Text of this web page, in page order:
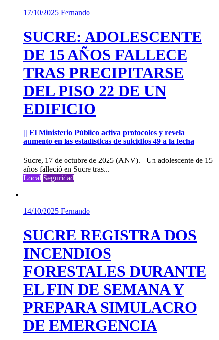
17/10/2025 Fernando
SUCRE: ADOLESCENTE
DE 15 AÑOS FALLECE
TRAS PRECIPITARSE
DEL PISO 22 DE UN
EDIFICIO
|| El Ministerio Público activa protocolos y revela
aumento en las estadísticas de suicidios 49 a la fecha
Sucre, 17 de octubre de 2025 (ANV).– Un adolescente de 15
años falleció en Sucre tras...
Local Seguridad
14/10/2025 Fernando
SUCRE REGISTRA DOS
INCENDIOS
FORESTALES DURANTE
EL FIN DE SEMANA Y
PREPARA SIMULACRO
DE EMERGENCIA